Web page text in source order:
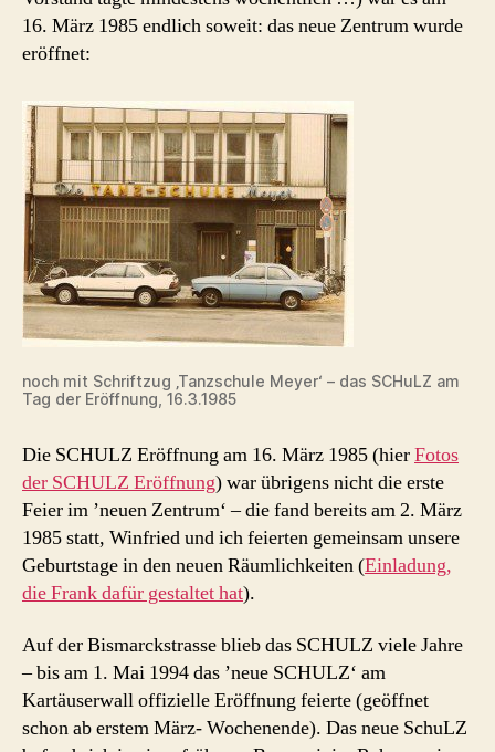
16. März 1985 endlich soweit: das neue Zentrum wurde
eröffnet:
noch mit Schriftzug ‚Tanzschule Meyer‘ – das SCHuLZ am
Tag der Eröffnung, 16.3.1985
Die SCHULZ Eröffnung am 16. März 1985 (hierFotos
der SCHULZ Eröffnung) war übrigens nicht die erste
Feier im ’neuen Zentrum‘ – die fand bereits am 2. März
1985 statt, Winfried und ich feierten gemeinsam unsere
Geburtstage in den neuen Räumlichkeiten (Einladung,
die Frank dafür gestaltet hat).
Auf der Bismarckstrasse blieb das SCHULZ viele Jahre
– bis am 1. Mai 1994 das ’neue SCHULZ‘ am
Kartäuserwall offizielle Eröffnung feierte (geöffnet
schon ab erstem März- Wochenende). Das neue SchuLZ